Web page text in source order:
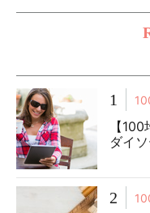
1
【
ダイ
2